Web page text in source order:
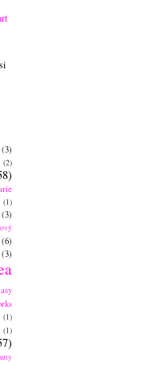
(3)
(2)
(1)
(3)
(6)
(3)
(1)
(1)